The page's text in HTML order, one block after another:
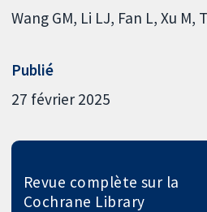
Wang GM Li LJ Fan L Xu M
Publié
27 février 2025
Revue complète sur la
Cochrane Library